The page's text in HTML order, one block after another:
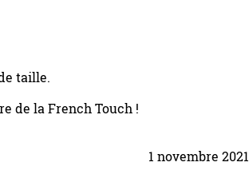
taille.
de la French Touch !
1 novembre 2021